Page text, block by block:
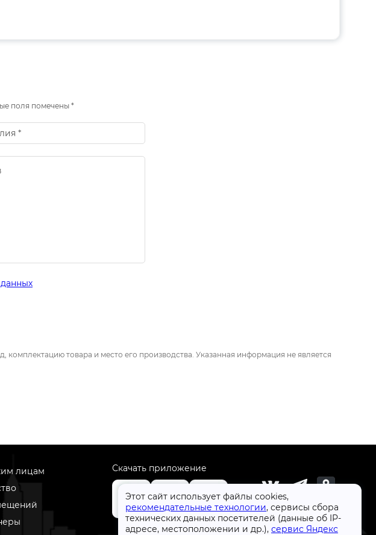
Этот сайт использует файлы cookies,
рекомендательные технологии, сервисы сбора
технических данных посетителей (данные об IP-
адресе, местоположении и др.), сервис Яндекс
поля помечены *
товара и место его производства. Указанная информация не является
лицам
Скачать приложение
+7 (4832) 31-77-77